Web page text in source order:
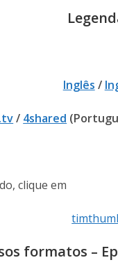
Inglês /
/ 4shared
clique em
formatos –